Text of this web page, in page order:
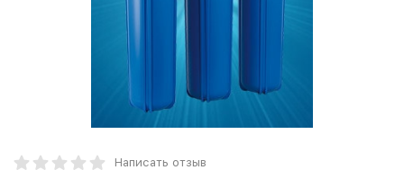
Написать отзыв